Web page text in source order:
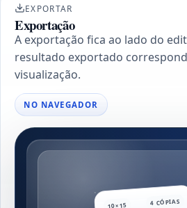
EXPORTAR
Exportação
A exportação fica ao lado do
resultado exportado
visualização.
NO NAVEGADOR
10×15 4 CÓPIAS